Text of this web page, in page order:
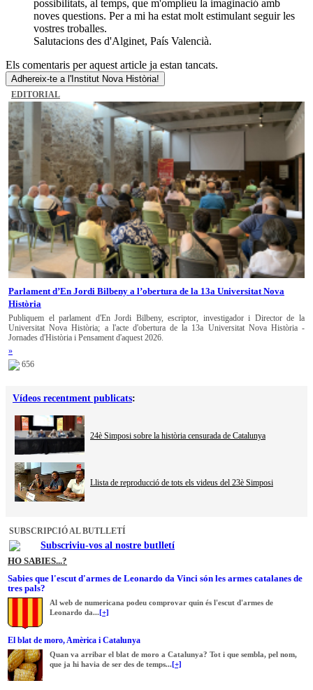
possibilitats, al temps, que m'omplieu la imaginació amb
noves questions. Per a mi ha estat molt estimulant seguir les
vostres troballes.
Salutacions des d'Alginet, País Valencià.
Els comentaris per aquest article ja estan tancats.
Adhereix-te a l'Institut Nova Història!
EDITORIAL
Parlament d’En Jordi Bilbeny a l’obertura de la 13a Universitat Nova
Història
Publiquem el parlament d'En Jordi Bilbeny, escriptor, investigador i Director de la
Universitat Nova Història; a l'acte d'obertura de la 13a Universitat Nova Història -
Jornades d'Història i Pensament d'aquest 2026.
»
656
Vídeos recentment publicats:
24è Simposi sobre la història censurada de Catalunya
Llista de reproducció de tots els videus del 23è Simposi
SUBSCRIPCIÓ AL BUTLLETÍ
Subscriviu-vos al nostre butlletí
HO SABIES...?
Sabies que l'escut d'armes de Leonardo da Vinci són les armes catalanes de
tres pals?
Al web de numericana podeu comprovar quin és l'escut d'armes de
Leonardo da...[+]
El blat de moro, Amèrica i Catalunya
Quan va arribar el blat de moro a Catalunya? Tot i que sembla, pel nom,
que ja hi havia de ser des de temps...[+]